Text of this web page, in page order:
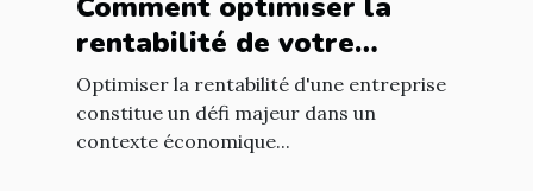
rentabilité de votre
entreprise avec des
stratégies efficaces ?
Optimiser la rentabilité d'une entreprise
constitue un défi majeur dans un
contexte économique...